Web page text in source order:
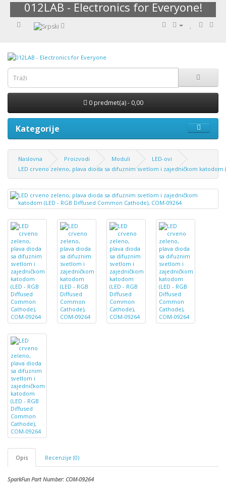
012LAB - Electronics for Everyone!
0 predmet(a) - 0,00
Kategorije
Naslovna Proizvodi Moduli
LED-ovi
LED crveno zeleno, plava dioda sa difuznim svetlom i zajedničkom katodom
Opis Recenzije (0)
SparkFun Part Number: COM-09264